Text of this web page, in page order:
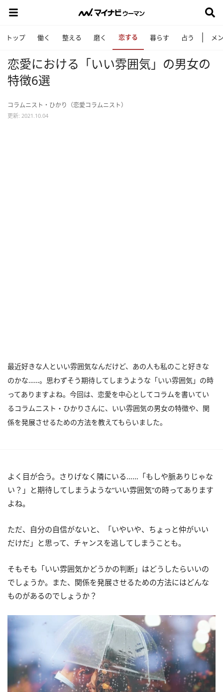
トップ 働く 整える 磨く 恋する 暮らす 占う メ
恋愛における「いい雰囲気」の男女の
特徴6選
コラムニスト・ひかり（恋愛コラムニスト）
更新: 2021.10.04
最近好きな人といい雰囲気なんだけど、あの人も私のこと好きな
のかな……。思わずそう期待してしまうような「いい雰囲気」の時
ってありますよね。今回は、恋愛を中心としてコラムを書いてい
るコラムニスト・ひかりさんに、いい雰囲気の男女の特徴や、関
係を発展させるための方法を教えてもらいました。
よく目が合う。さりげなく隣にいる……「もしや脈ありじゃな
い？」と期待してしまうような“いい雰囲気”の時ってあります
よね。
ただ、自分の自信がないと、「いやいや、ちょっと仲がいい
だけだ」と思って、チャンスを逃してしまうことも。
そもそも「いい雰囲気かどうかの判断」はどうしたらいいの
でしょうか。また、関係を発展させるための方法にはどんな
ものがあるのでしょうか？